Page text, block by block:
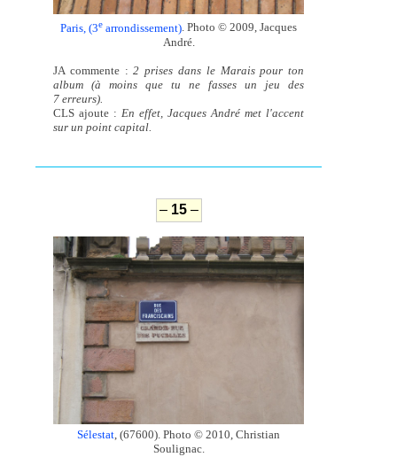
Paris, (3e arrondissement). Photo © 2009, Jacques
André.
JA commente :2 prises dans le Marais pour ton
album (à moins que tu ne fasses un jeu des
7 erreurs).
CLS ajoute : En effet, Jacques André met l'accent
sur un point capital.
– 15–
Sélestat, (67600). Photo © 2010, Christian
Soulignac.